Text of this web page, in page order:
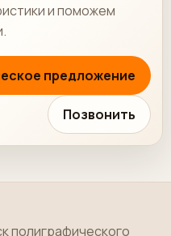
и поможем
предложение
Позвонить
полиграфического